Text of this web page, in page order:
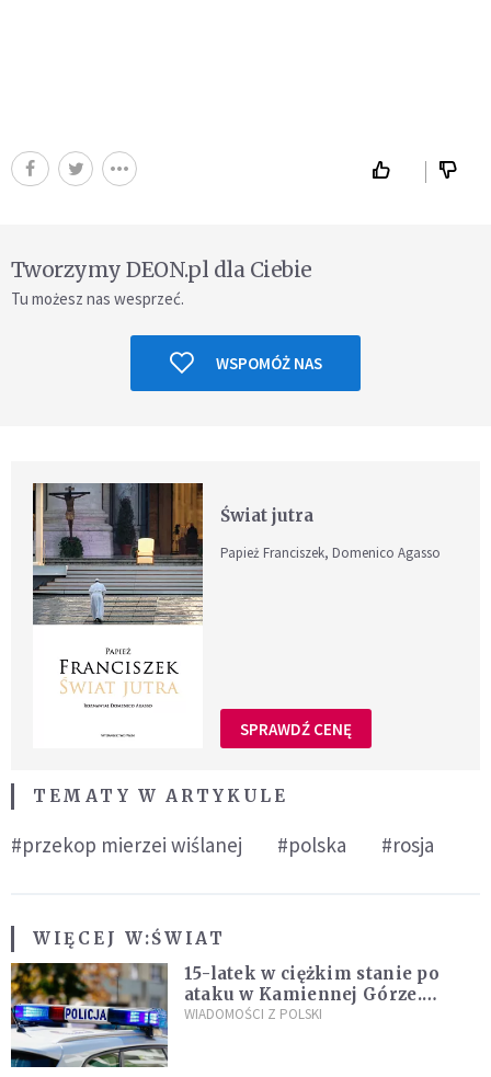
Tworzymy DEON.pl dla Ciebie
Tu możesz nas wesprzeć.
WSPOMÓŻ NAS
Świat jutra
Papież Franciszek, Domenico Agasso
SPRAWDŹ CENĘ
TEMATY W ARTYKULE
#przekop mierzei wiślanej #polska #rosja
WIĘCEJ W:ŚWIAT
15-latek w ciężkim stanie po
ataku w Kamiennej Górze.
Policja zatrzymała dwóch
WIADOMOŚCI Z POLSKI